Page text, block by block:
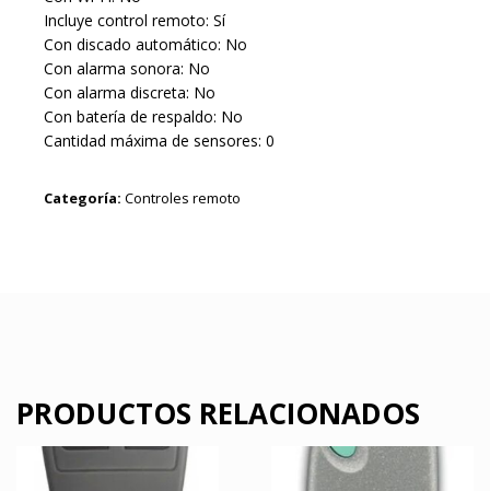
Incluye control remoto: Sí
Con discado automático: No
Con alarma sonora: No
Con alarma discreta: No
Con batería de respaldo: No
Cantidad máxima de sensores: 0
Categoría: Controles remoto
PRODUCTOS RELACIONADOS